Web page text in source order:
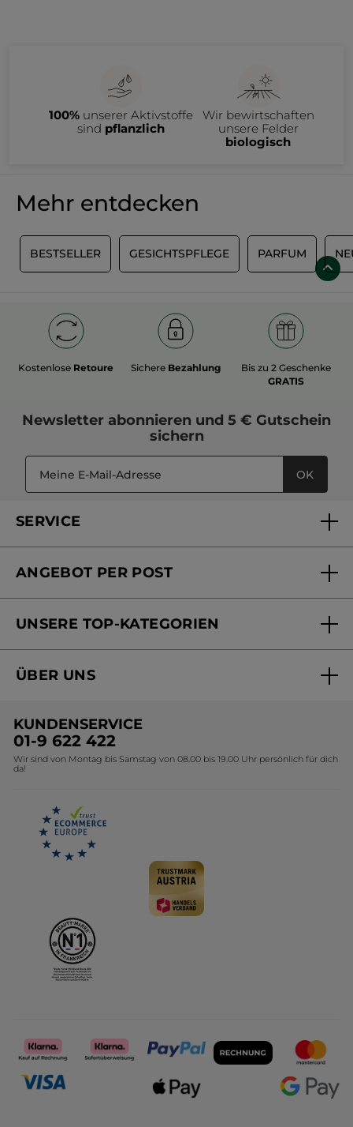
100%unserer Aktivstoffe
sind pflanzlich
Wir bewirtschaften
unsere Felder
biologisch
Mehr entdecken
BESTSELLER GESICHTSPFLEGE PARFUM
Kostenlose Retoure Sichere Bezahlung
Bis zu 2 Geschenke
GRATIS
Newsletter abonnieren und 5 € Gutschein
sichern
OK
SERVICE
Mein Konto
Online Preisliste
ANGEBOT PER POST
Versandhandel Preisliste
UNSERE TOP-KATEGORIEN
Black Friday Yves Rocher
Geschenkideen Yves Rocher
Kollektion Monoi Yves Rocher
ÜBER UNS
Umweltstiftung YR
Affiliate Programm
KUNDENSERVICE
01-9 622 422
Wir sind von Montag bis Samstag von 08.00 bis 19.00 Uhr persönlich für dich
da!